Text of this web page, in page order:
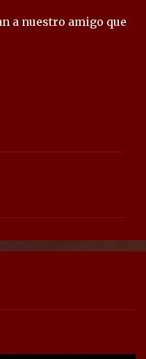
a nuestro amigo que